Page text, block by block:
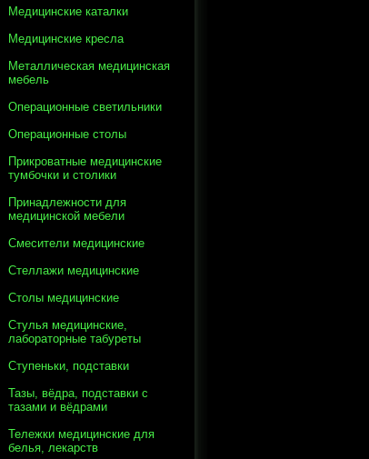
Медицинские каталки
Медицинские кресла
Металлическая медицинская
мебель
Операционные светильники
Операционные столы
Прикроватные медицинские
тумбочки и столики
Принадлежности для
медицинской мебели
Смесители медицинские
Стеллажи медицинские
Столы медицинские
Стулья медицинские,
лабораторные табуреты
Ступеньки, подставки
Тазы, вёдра, подставки с
тазами и вёдрами
Тележки медицинские для
белья, лекарств